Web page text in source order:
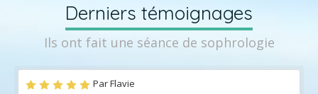
Derniers témoignages
Ils ont fait une séance de sophrologie
Par Flavie